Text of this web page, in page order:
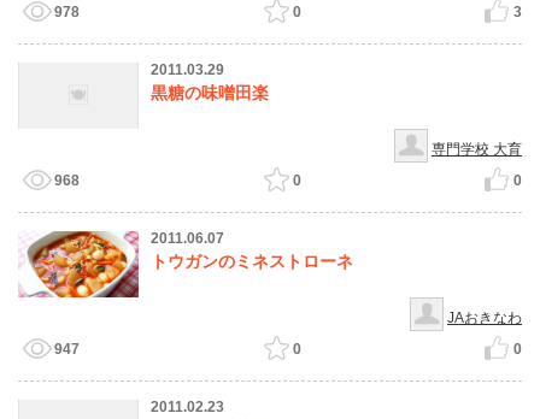
978
0 3
2011.03.29
黒糖の味噌田楽
専門学校 大育
968
0 0
2011.06.07
トウガンのミネストローネ
JAおきなわ
947
0 0
2011.02.23